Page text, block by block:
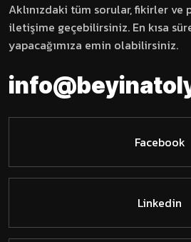
Aklınızdaki tüm sorular, fikirler
iletişime geçebilirsiniz. En kısa
yapacağımıza emin olabilirsiniz.
info@beyinatol
Facebook
Linkedin